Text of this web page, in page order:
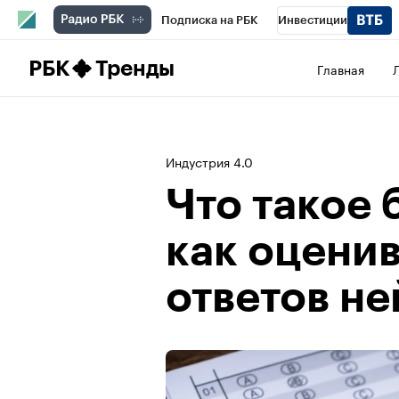
Подписка на РБК Инвестиции
РБК Тренды Главная
Индустрия 4.0
Что такое
как
ответов